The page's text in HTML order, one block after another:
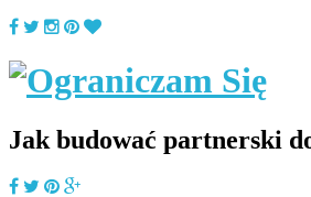
Jak budować partnerski